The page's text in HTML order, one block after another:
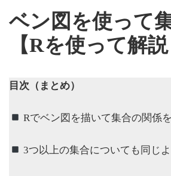
ベン図を使って
【Rを使って解説
目次（まとめ）
Rでベン図を描いて集合の関係
3つ以上の集合についても同じ